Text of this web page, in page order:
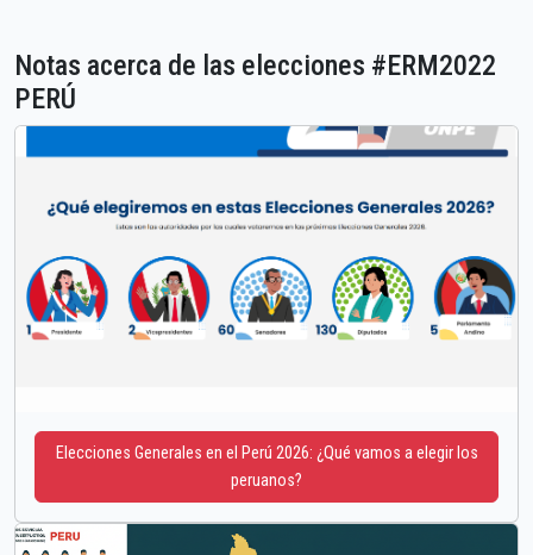
Notas acerca de las elecciones #ERM2022
PERÚ
Elecciones Generales en el Perú 2026: ¿Qué vamos a elegir los
peruanos?